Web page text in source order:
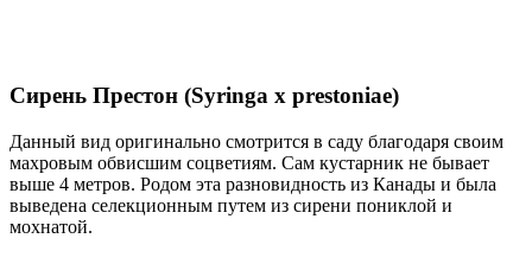
Сирень Престон (Syringa x prestoniae)
Данный вид оригинально смотрится в саду благодаря своим
махровым обвисшим соцветиям. Сам кустарник не бывает
выше 4 метров. Родом эта разновидность из Канады и была
выведена селекционным путем из сирени пониклой и
мохнатой.